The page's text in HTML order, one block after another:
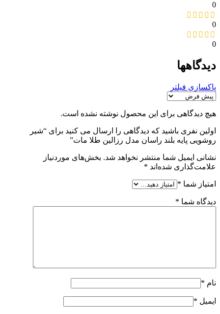
0
0
0
دیدگاهها
پاکسازی فیلتر
هیچ دیدگاهی برای این محصول نوشته نشده است.
اولین نفری باشید که دیدگاهی را ارسال می کنید برای “شیر
روشویی پایه بلند راسان مدل رزالین طلا مات”
نشانی ایمیل شما منتشر نخواهد شد. بخش‌های موردنیاز
علامت‌گذاری شده‌اند *
امتیاز شما *
دیدگاه شما *
نام *
ایمیل *